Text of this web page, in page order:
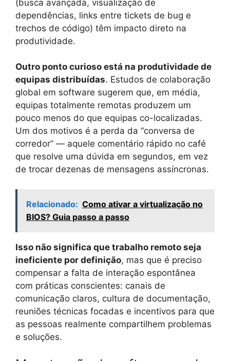
(busca avançada, visualização de
dependências, links entre tickets de bug e
trechos de código) têm impacto direto na
produtividade.
Outro ponto curioso está na produtividade de
equipas distribuídas. Estudos de colaboração
global em software sugerem que, em média,
equipas totalmente remotas produzem um
pouco menos do que equipas co-localizadas.
Um dos motivos é a perda da “conversa de
corredor” — aquele comentário rápido no café
que resolve uma dúvida em segundos, em vez
de trocar dezenas de mensagens assíncronas.
Relacionado: Como ativar a virtualização no
BIOS? Guia passo a passo
Isso não significa que trabalho remoto seja
ineficiente por definição, mas que é preciso
compensar a falta de interação espontânea
com práticas conscientes: canais de
comunicação claros, cultura de documentação,
reuniões técnicas focadas e incentivos para que
as pessoas realmente compartilhem problemas
e soluções.